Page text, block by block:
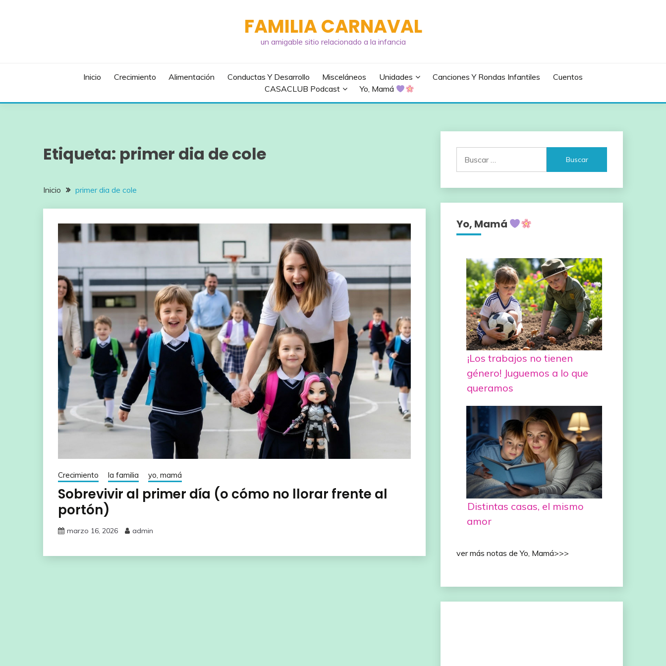
FAMILIA CARNAVAL
un amigable sitio relacionado a la infancia
Inicio Crecimiento Alimentación Conductas Y Desarrollo Misceláneos Unidades Canciones Y Rondas Infantiles
Cuentos
CASACLUB Podcast
Yo, Mamá
Etiqueta: primer dia de cole
Inicio primer dia de cole
Crecimiento la familia yo, mamá
Sobrevivir al primer día (o cómo no llorar frente al
portón)
marzo 16, 2026 admin
Yo, Mamá
¡Los trabajos no tienen
género! Juguemos a lo que
queramos
Distintas casas, el mismo
amor
ver más notas de Yo, Mamá>>>